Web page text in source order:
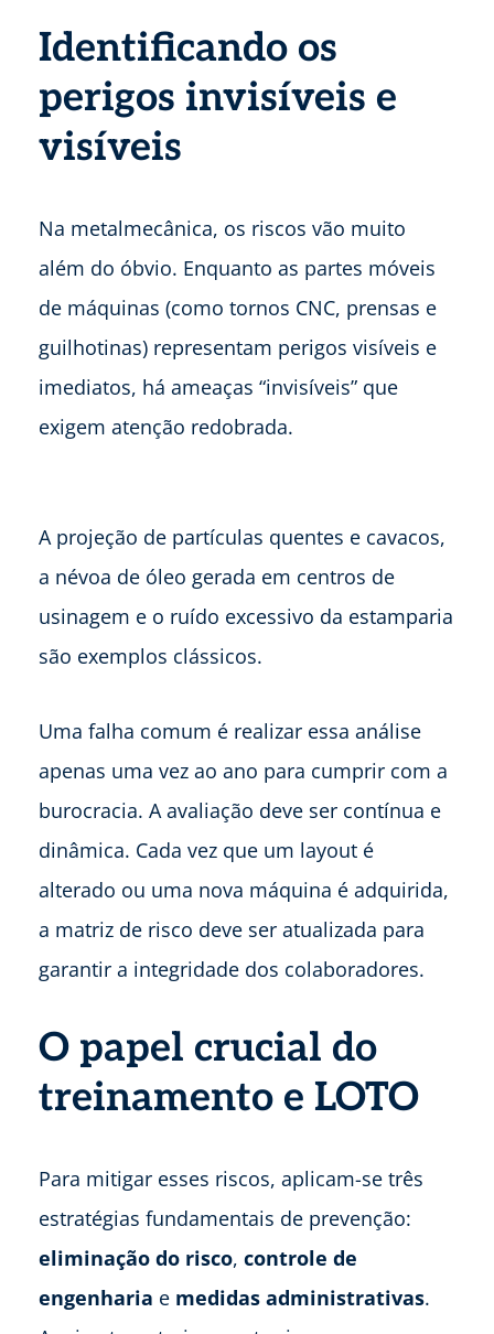
Identificando os
perigos invisíveis e
visíveis
Na metalmecânica, os riscos vão muito
além do óbvio. Enquanto as partes móveis
de máquinas (como tornos CNC, prensas e
guilhotinas) representam perigos visíveis e
imediatos, há ameaças “invisíveis” que
exigem atenção redobrada.
A projeção de partículas quentes e cavacos,
a névoa de óleo gerada em centros de
usinagem e o ruído excessivo da estamparia
são exemplos clássicos.
Uma falha comum é realizar essa análise
apenas uma vez ao ano para cumprir com a
burocracia. A avaliação deve ser contínua e
dinâmica. Cada vez que um layout é
alterado ou uma nova máquina é adquirida,
a matriz de risco deve ser atualizada para
garantir a integridade dos colaboradores.
O papel crucial do
treinamento e LOTO
Para mitigar esses riscos, aplicam-se três
estratégias fundamentais de prevenção:
eliminação do risco, controle de
engenharia e medidas administrativas.